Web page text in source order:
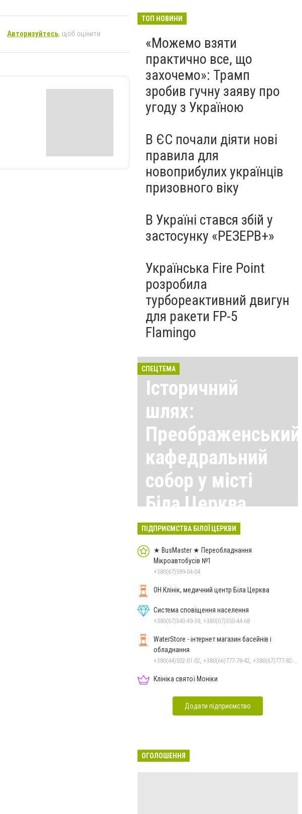
Авторизуйтесь, щоб оцінити
ТОП НОВИНИ
«Можемо взяти
практично все, що
захочемо»: Трамп
зробив гучну заяву про
угоду з Україною
В ЄС почали діяти нові
правила для
новоприбулих українців
призовного віку
В Україні стався збій у
застосунку «РЕЗЕРВ+»
Українська Fire Point
розробила
турбореактивний двигун
для ракети FP-5
Flamingo
СПЕЦТЕМА
Історичний
шлях:
Преображенський
кафедральний
собор у місті
Біла Церква
Всі матеріали тут
ПІДПРИЄМСТВА БІЛОЇ ЦЕРКВИ
★ BusMaster ★ Переобладнання
Мікроавтобусів №1
+380(67)599-04-04
ОН Клінік, медичний центр Біла Церква
Система сповіщення населення
+380(67)340-49-59, +380(67)350-44-68
WaterStore - інтернет магазин басейнів і
обладнання
Клініка святої Моніки
Додати підприємство
ОГОЛОШЕННЯ